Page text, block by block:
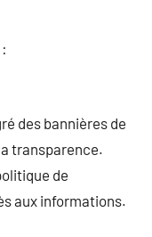
des bannières de
transparence.
de
aux informations.